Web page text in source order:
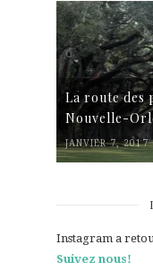
La route des
Nouvelle-
JANVIER 7, 2017
Instagram a
Suivez nous!